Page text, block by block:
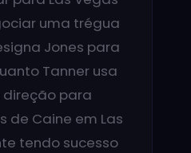
uma trégua
Jones para
Tanner usa
para
de Caine em Las
tendo sucesso